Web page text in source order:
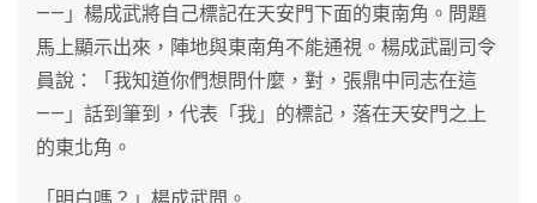
——」楊成武將自己標記在天安門下面的東南角。問題
馬上顯示出來，陣地與東南角不能通視。楊成武副司令
員說：「我知道你們想問什麼，對，張鼎中同志在這
——」話到筆到，代表「我」的標記，落在天安門之上
的東北角。